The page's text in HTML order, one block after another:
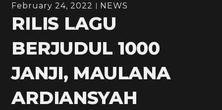
February 24, 2022 NEWS
RILIS LAGU
BERJUDUL 1000
JANJI, MAULANA
ARDIANSYAH